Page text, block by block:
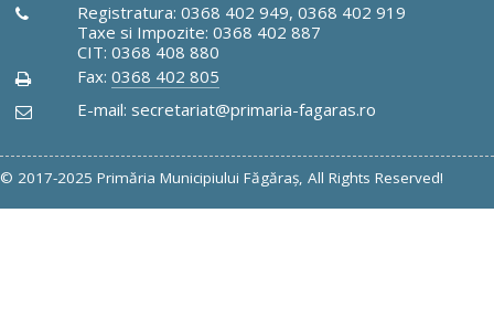
Registratura: 0368 402 949, 0368 402 919
Taxe si Impozite: 0368 402 887
CIT: 0368 408 880
Fax: 0368 402 805
E-mail: secretariat@primaria-fagaras.ro
© 2017-2025 Primăria Municipiului Făgăraş, All Rights Reserved!